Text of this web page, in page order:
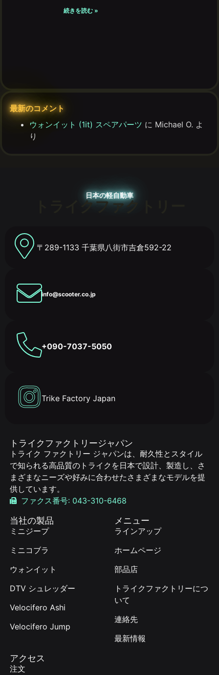
続きを読む »
最新のコメント
ウォンイット (1it) スペアパーツ に Michael O. よ
り
日本の軽自動車
トライクファクトリー
〒289-1133 千葉県八街市吉倉592-22
info@scooter.co.jp
+090-7037-5050
Trike Factory Japan
当社の製品
ミニジープ
ミニコブラ
ウォンイット
DTV シュレッダー
Velocifero Ashi
Velocifero Jump
メニュー
ラインアップ
ホームページ
部品店
トライクファクトリーにつ
いて
連絡先
最新情報
アクセス
注文
トライクファクトリージャパン
トライク ファクトリー ジャパンは、耐久性とスタイル
で知られる高品質のトライクを日本で設計、製造し、さ
まざまなニーズや好みに合わせたさまざまなモデルを提
供しています。
ファクス番号: 043-310-6468